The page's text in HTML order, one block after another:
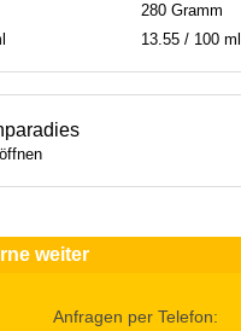
280 Gramm
13.55 / 100 ml
weiter
Anfragen per Telefon: